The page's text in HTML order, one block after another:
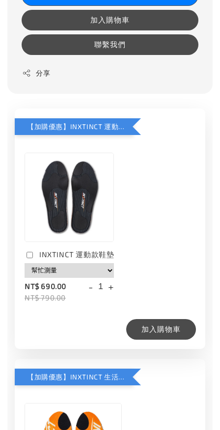
加入購物車
聯繫我們
分享
【加購優惠】INXTINCT 運動款鞋墊
INXTINCT 運動款鞋墊
NT$ 690.00
NT$ 790.00
- +
加入購物車
【加購優惠】INXTINCT 生活日用鞋墊